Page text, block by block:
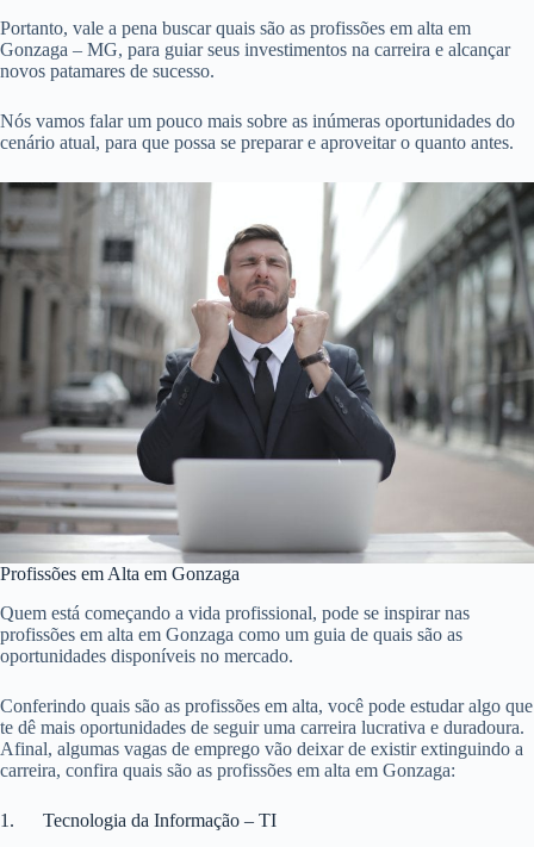
Portanto, vale a pena buscar quais são as profissões em alta em
Gonzaga – MG, para guiar seus investimentos na carreira e alcançar
novos patamares de sucesso.
Nós vamos falar um pouco mais sobre as inúmeras oportunidades do
cenário atual, para que possa se preparar e aproveitar o quanto antes.
Profissões em Alta em Gonzaga
Quem está começando a vida profissional, pode se inspirar nas
profissões em alta em Gonzaga como um guia de quais são as
oportunidades disponíveis no mercado.
Conferindo quais são as profissões em alta, você pode estudar algo que
te dê mais oportunidades de seguir uma carreira lucrativa e duradoura.
Afinal, algumas vagas de emprego vão deixar de existir extinguindo a
carreira, confira quais são as profissões em alta em Gonzaga:
1. Tecnologia da Informação – TI